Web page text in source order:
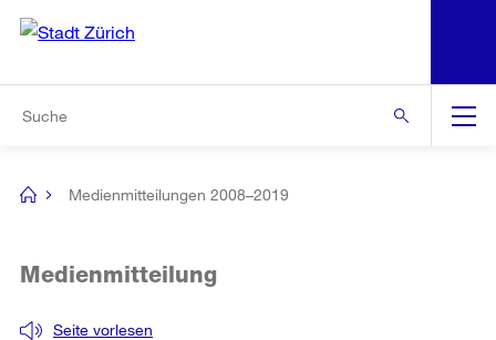
Navigation
[no
Medienmitteilungen 2008–2019
Seite vorlesen
Medienmitteilung